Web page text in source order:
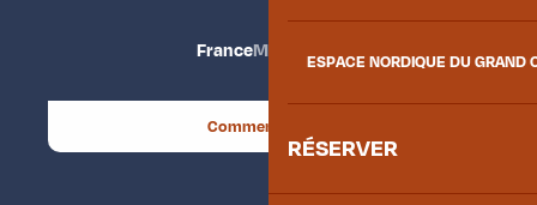
ESPACE NORDIQUE DU GRAND
RÉSERVER
FranceMaurienne
Comment venir ?